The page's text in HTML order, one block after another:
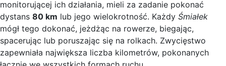
monitorującej ich działania, mieli za zadanie pokonać
dystans 80 km lub jego wielokrotność. Każdy Śmiałek
mógł tego dokonać, jeżdżąc na rowerze, biegając,
spacerując lub poruszając się na rolkach. Zwycięstwo
zapewniała największa liczba kilometrów, pokonanych